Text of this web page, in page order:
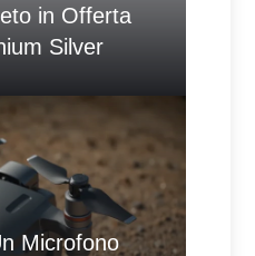
in Offerta
Silver
Microfono